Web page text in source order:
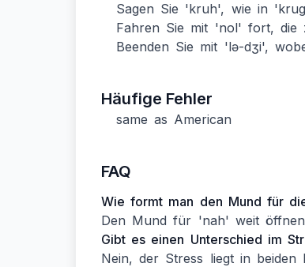
Sagen Sie 'kruh', wie in
Fahren Sie mit 'nol' fort, die
Beenden Sie mit 'lə-dʒi',
Häufige Fehler
same as American
FAQ
Wie formt man den Mund für
Den Mund für 'nah' weit
Gibt es einen Unterschied im
Nein, der Stress liegt in beiden